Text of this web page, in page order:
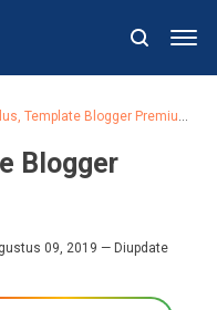
Template Blogger Premium
Blogger
09, 2019 — Diupdate